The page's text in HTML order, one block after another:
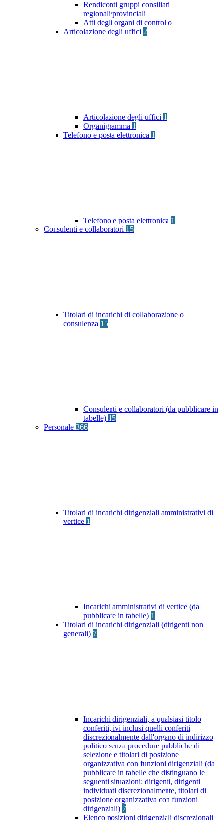
Rendiconti gruppi consiliari
regionali/provinciali
Atti degli organi di controllo
Articolazione degli uffici 2
Articolazione degli uffici 1
Organigramma 1
Telefono e posta elettronica 1
Telefono e posta elettronica 1
Consulenti e collaboratori 15
Titolari di incarichi di collaborazione o
consulenza 15
Consulenti e collaboratori (da pubblicare in
tabelle) 15
Personale 366
Titolari di incarichi dirigenziali amministrativi di
vertice 1
Incarichi amministrativi di vertice (da
pubblicare in tabelle) 1
Titolari di incarichi dirigenziali (dirigenti non
generali) 7
Incarichi dirigenziali, a qualsiasi titolo
conferiti, ivi inclusi quelli conferiti
discrezionalmente dall'organo di indirizzo
politico senza procedure pubbliche di
selezione e titolari di posizione
organizzativa con funzioni dirigenziali (da
pubblicare in tabelle che distinguano le
seguenti situazioni: dirigenti, dirigenti
individuati discrezionalmente, titolari di
posizione organizzativa con funzioni
dirigenziali) 7
Elenco posizioni dirigenziali discrezionali